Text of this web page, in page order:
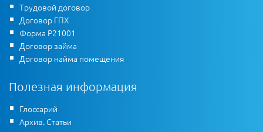
Трудовой договор
Договор ГПХ
Форма Р21001
Договор займа
Договор найма помещения
Полезная информация
Глоссарий
Архив. Статьи